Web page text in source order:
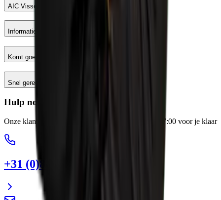
AIC Visser
Informatie
Komt goed
Snel geregeld
Hulp nodig?
Onze klantenservice staat elke werkdag van 8:00-17:00 voor je klaar
+31 (0)88 13 43 600